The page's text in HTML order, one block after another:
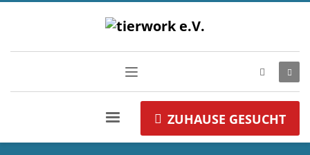
ZUHAUSE GESUCHT